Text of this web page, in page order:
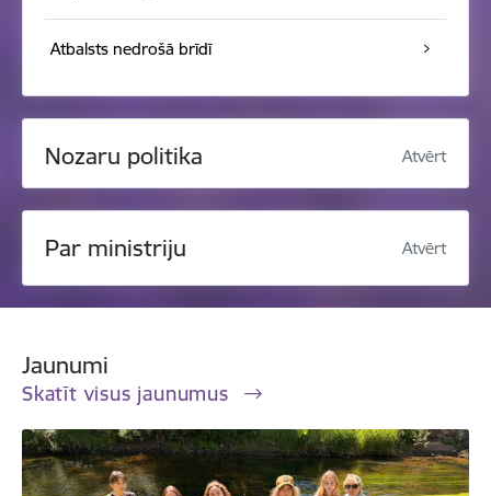
Atbalsts nedrošā brīdī
Nozaru politika Atvērt
Par ministriju Atvērt
Jaunumi
Skatīt visus jaunumus